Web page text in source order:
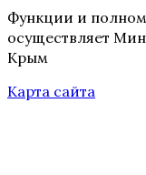
Функции и
осуществляет
Крым
Карта сайта